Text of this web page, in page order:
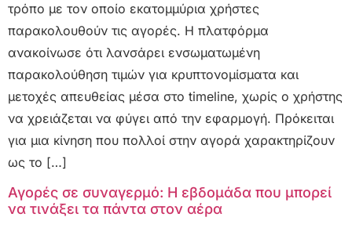
τρόπο με τον οποίο εκατομμύρια χρήστες
παρακολουθούν τις αγορές. Η πλατφόρμα
ανακοίνωσε ότι λανσάρει ενσωματωμένη
παρακολούθηση τιμών για κρυπτονομίσματα και
μετοχές απευθείας μέσα στο timeline, χωρίς ο χρήστης
να χρειάζεται να φύγει από την εφαρμογή. Πρόκειται
για μια κίνηση που πολλοί στην αγορά χαρακτηρίζουν
ως το […]
Αγορές σε συναγερμό: Η εβδομάδα που μπορεί
να τινάξει τα πάντα στον αέρα